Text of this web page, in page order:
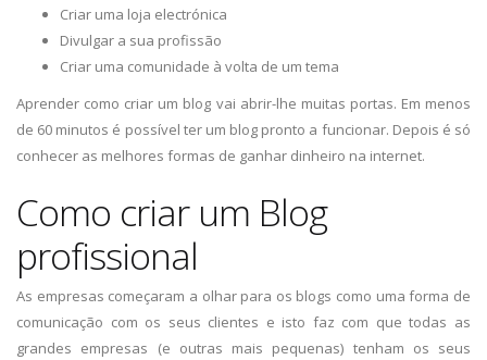
Criar uma loja electrónica
Divulgar a sua profissão
Criar uma comunidade à volta de um tema
Aprender como criar um blog vai abrir-lhe muitas portas. Em menos
de 60 minutos é possível ter um blog pronto a funcionar. Depois é só
conhecer as melhores formas de ganhar dinheiro na internet.
Como criar um Blog
profissional
As empresas começaram a olhar para os blogs como uma forma de
comunicação com os seus clientes e isto faz com que todas as
grandes empresas (e outras mais pequenas) tenham os seus